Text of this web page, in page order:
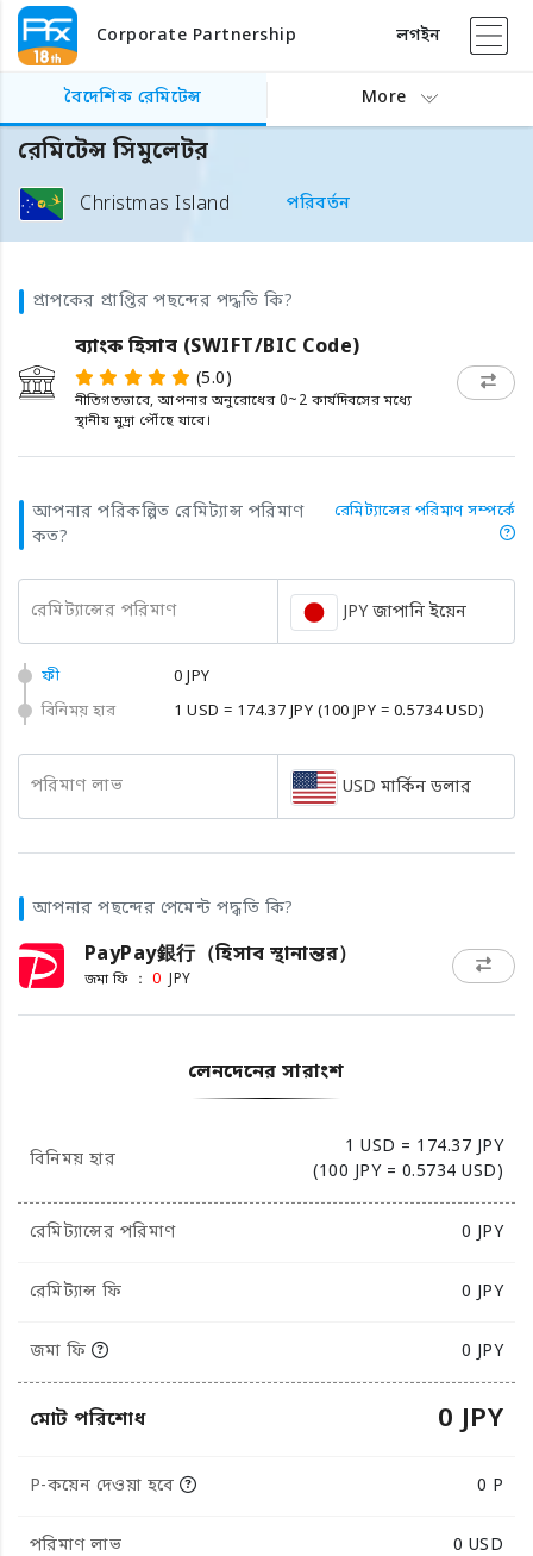
Corporate Partnership লগইন
বৈদেশিক রেমিটেন্স More
রেমিটেন্স সিমুলেটর
Christmas Island পরিবর্তন
প্রাপকের প্রাপ্তির পছন্দের পদ্ধতি কি?
ব্যাংক হিসাব (SWIFT/BIC Code)
(5.0)
নীতিগতভাবে, আপনার অনুরোধের 0~2 কার্যদিবসের মধ্যে
স্থানীয় মুদ্রা পৌঁছে যাবে।
আপনার পরিকল্পিত রেমিট্যান্স পরিমাণ
কত?
রেমিট্যান্সের পরিমাণ সম্পর্কে
রেমিট্যান্সের পরিমাণ JPY জাপানি ইয়েন
ফী
0 JPY
বিনিময় হার
1 USD = 174.37 JPY (100 JPY = 0.5734 USD)
পরিমাণ লাভ USD মার্কিন ডলার
আপনার পছন্দের পেমেন্ট পদ্ধতি কি?
PayPay銀行（হিসাব স্থানান্তর）
জমা ফি ： 0 JPY
লেনদেনের সারাংশ
বিনিময় হার
1 USD = 174.37 JPY
(100 JPY = 0.5734 USD)
রেমিট্যান্সের পরিমাণ 0 JPY
রেমিট্যান্স ফি 0 JPY
জমা ফি 0 JPY
মোট পরিশোধ 0 JPY
P-কয়েন দেওয়া হবে 0 P
পরিমাণ লাভ 0 USD